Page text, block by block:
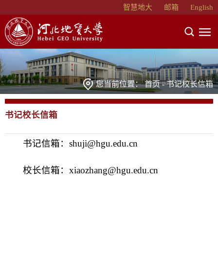
智慧地大 邮箱 English
您当前位置：首页-书记校长信箱
书记校长信箱
书记信箱：shuji@hgu.edu.cn
校长信箱：xiaozhang@hgu.edu.cn